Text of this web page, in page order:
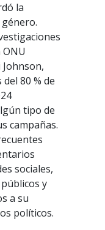
la
80 % de
tipo de
campañas.
sociales,
y
a su
políticos.